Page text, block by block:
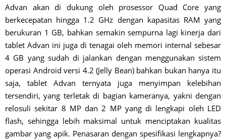
Advan akan di dukung oleh prosessor Quad Core yang
berkecepatan hingga 1.2 GHz dengan kapasitas RAM yang
berukuran 1 GB, bahkan semakin sempurna lagi kinerja dari
tablet Advan ini juga di tenagai oleh memori internal sebesar
4 GB yang sudah di jalankan dengan menggunakan sistem
operasi Android versi 4.2 (Jelly Bean) bahkan bukan hanya itu
saja, tablet Advan ternyata juga menyimpan kelebihan
tersendiri, yang terletak di bagian kameranya, yakni dengan
relosuli sekitar 8 MP dan 2 MP yang di lengkapi oleh LED
flash, sehingga lebih maksimal untuk menciptakan kualitas
gambar yang apik. Penasaran dengan spesifikasi lengkapnya?